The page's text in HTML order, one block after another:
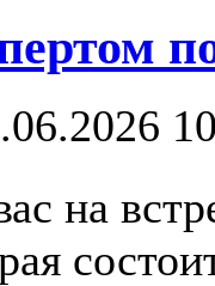
на